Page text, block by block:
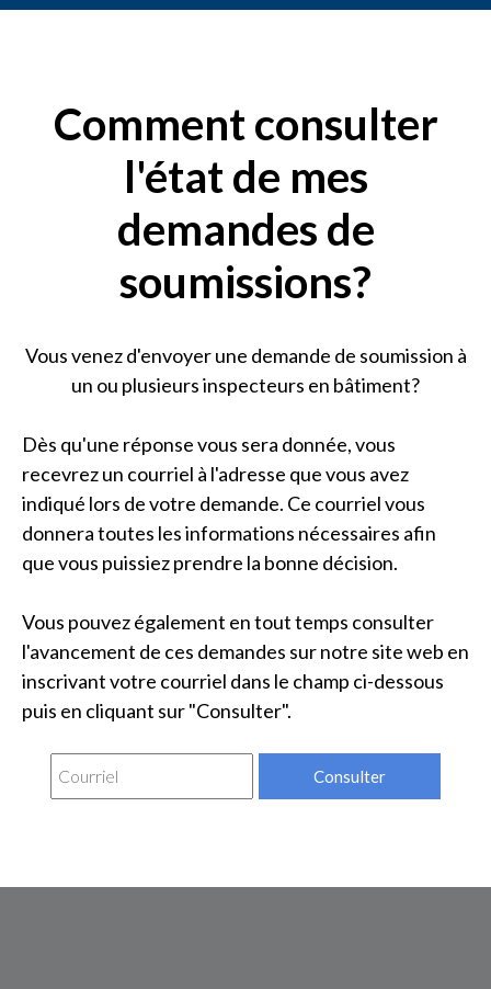
Comment consulter
l'état de mes
demandes de
soumissions?
Vous venez d'envoyer une demande de soumission à
un ou plusieurs inspecteurs en bâtiment?
Dès qu'une réponse vous sera donnée, vous
recevrez un courriel à l'adresse que vous avez
indiqué lors de votre demande. Ce courriel vous
donnera toutes les informations nécessaires afin
que vous puissiez prendre la bonne décision.
Vous pouvez également en tout temps consulter
l'avancement de ces demandes sur notre site web en
inscrivant votre courriel dans le champ ci-dessous
puis en cliquant sur "Consulter".
Consulter